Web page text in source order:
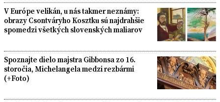
V Európe velikán, u nás takmer neznámy:
obrazy Csontváryho Kosztku sú najdrahšie
spomedzi všetkých slovenských maliarov
Spoznajte dielo majstra Gibbonsa zo 16.
storočia, Michelangela medzi rezbármi
(+Foto)